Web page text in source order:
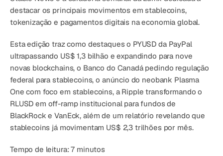
Glossário
Carreiras
MORE
Stable Talks
About
Agende uma demonstração Comece agora
destacar os principais movimentos em stablecoins,
tokenização e pagamentos digitais na economia global.
Esta edição traz como destaques o PYUSD da PayPal
ultrapassando US$ 1,3 bilhão e expandindo para nove
novas blockchains, o Banco do Canadá pedindo regulação
federal para stablecoins, o anúncio do neobank Plasma
One com foco em stablecoins, a Ripple transformando o
RLUSD em off-ramp institucional para fundos de
BlackRock e VanEck, além de um relatório revelando que
stablecoins já movimentam US$ 2,3 trilhões por mês.
Tempo de leitura: 7 minutos